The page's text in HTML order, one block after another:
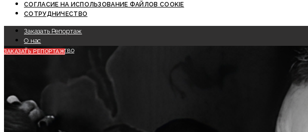
СОГЛАСИЕ НА ИСПОЛЬЗОВАНИЕ ФАЙЛОВ COOKIE
СОТРУДНИЧЕСТВО
Заказать Репортаж
О нас
Сотрудничество
ЗАКАЗАТЬ РЕПОРТАЖ